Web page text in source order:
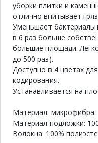
уборки плитки и
отлично впитывает
Уменьшает
в 6 раз больше
большие площади.
до 500 раз).
Доступно в 4 цветах
кодирования.
Устанавливается на
Материал: микрофибра.
Материал подложки:
Волокна: 100%